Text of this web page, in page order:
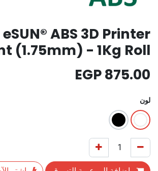
eSUN® ABS 3D Printer
(1.75mm) - 1Kg Roll
875.00
لون